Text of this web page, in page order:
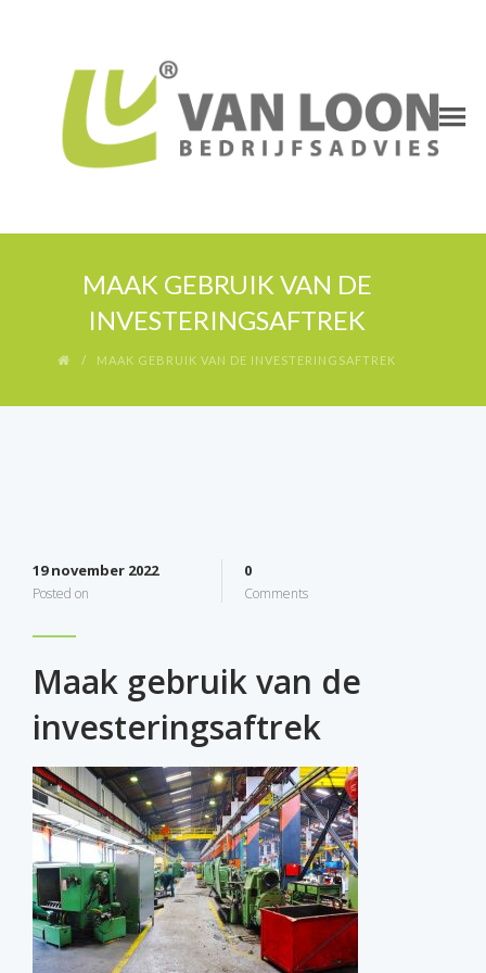
MAAK GEBRUIK VAN DE
INVESTERINGSAFTREK
MAAK GEBRUIK VAN DE INVESTERINGSAFTREK
19 november 2022
Posted on
0
Comments
Maak gebruik van de
investeringsaftrek